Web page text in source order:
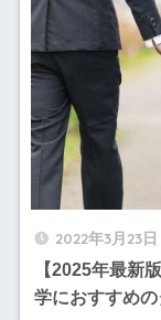
2022年3月23日
【2025年最新
学におすすめ